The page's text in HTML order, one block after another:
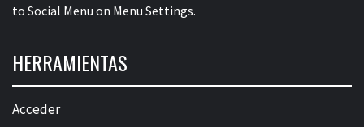
to Social Menu on Menu Settings.
HERRAMIENTAS
Acceder